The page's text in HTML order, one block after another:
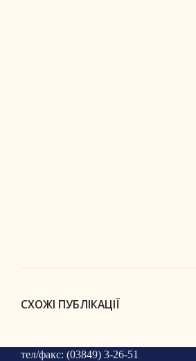
СХОЖІ ПУБЛІКАЦІЇ
тел/факс: (03849) 3-26-51